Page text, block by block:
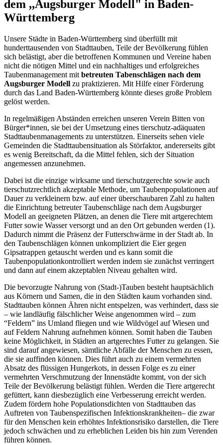
dem ,,Augsburger Modell" in Baden-
Württemberg
Unsere Städte in Baden-Württemberg sind überfüllt mit
hunderttausenden von Stadttauben, Teile der Bevölkerung fühlen
sich belästigt, aber die betroffenen Kommunen und Vereine haben
nicht die nötigen Mittel und ein nachhaltiges und erfolgreiches
Taubenmanagement mit betreuten Tabenschlägen nach dem
Augsburger Modell zu praktizieren. Mit Hilfe einer Förderung
durch das Land Baden-Württemberg könnte dieses große Problem
gelöst werden.
In regelmäßigen Abständen erreichen unseren Verein Bitten von
Bürger*innen, sie bei der Umsetzung eines tierschutz-adäquaten
Stadttaubenmanagements zu unterstützen. Einerseits sehen viele
Gemeinden die Stadttaubensituation als Störfaktor, andererseits gibt
es wenig Bereitschaft, da die Mittel fehlen, sich der Situation
angemessen anzunehmen.
Dabei ist die einzige wirksame und tierschutzgerechte sowie auch
tierschutzrechtlich akzeptable Methode, um Taubenpopulationen auf
Dauer zu verkleinern bzw. auf einer überschaubaren Zahl zu halten
die Einrichtung betreuter Taubenschläge nach dem Augsburger
Modell an geeigneten Plätzen, an denen die Tiere mit artgerechtem
Futter sowie Wasser versorgt und an den Ort gebunden werden (1).
Dadurch nimmt die Präsenz der Futterschwärme in der Stadt ab. In
den Taubenschlägen können unkompliziert die Eier gegen
Gipsatrappen getauscht werden und es kann somit die
Taubenpopulationkontrolliert werden indem sie zunächst verringert
und dann auf einem akzeptablen Niveau gehalten wird.
Die bevorzugte Nahrung von (Stadt-)Tauben besteht hauptsächlich
aus Körnern und Samen, die in den Städten kaum vorhanden sind.
Stadttauben können Ähren nicht entspelzen, was verhindert, dass sie
– wie landläufig fälschlicher Weise angenommen wird – zum
“Feldern” ins Umland fliegen und wie Wildvögel auf Wiesen und
auf Feldern Nahrung aufnehmen können. Somit haben die Tauben
keine Möglichkeit, in Städten an artgerechtes Futter zu gelangen. Sie
sind darauf angewiesen, sämtliche Abfälle der Menschen zu essen,
die sie auffinden können. Dies führt auch zu einem vermehrten
Absatz des flüssigen Hungerkots, in dessen Folge es zu einer
vermehrten Verschmutzung der Innenstädte kommt, von der sich
Teile der Bevölkerung belästigt fühlen. Werden die Tiere artgerecht
gefüttert, kann diesbezüglich eine Verbesserung erreicht werden.
Zudem fördern hohe Populationsdichten von Stadttauben das
Auftreten von Taubenspezifischen Infektionskrankheiten– die zwar
für den Menschen kein erhöhtes Infektionsrisiko darstellen, die Tiere
jedoch schwächen und zu erheblichen Leiden bis hin zum Verenden
führen können.